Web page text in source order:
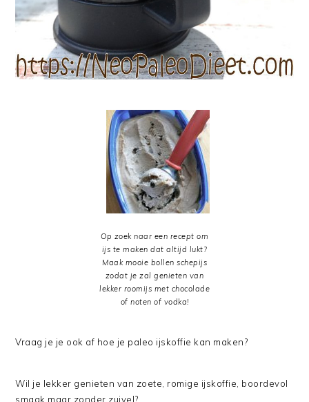
Op zoek naar een recept om
ijs te maken dat altijd lukt?
Maak mooie bollen schepijs
zodat je zal genieten van
lekker roomijs met chocolade
of noten of vodka!
Vraag je je ook af hoe je paleo ijskoffie kan maken?
Wil je lekker genieten van zoete, romige ijskoffie, boordevol
smaak maar zonder zuivel?